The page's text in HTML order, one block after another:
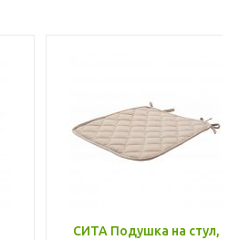
СИТА Подушка на стул,